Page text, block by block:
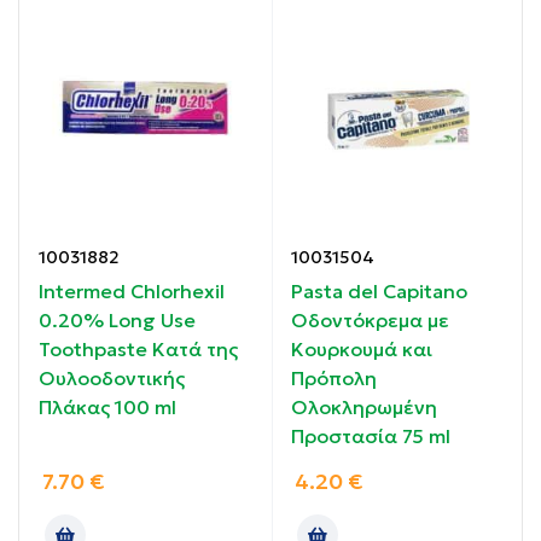
Έχει καταπραϋντικές & επουλωτικές ιδιότητες.
βλεννογόνου, χωρίς μενθόλη & τα παράγωγά της.
Έχει ευχάριστη & μοναδική γεύση μαστίχας που
διαρκεί.
Οδηγίες χρήσης:
Βουρτσίζετε τα δόντια σας 3 φορές την ημέρα , μετά
10031882
Intermed Chlorhexil
0.20% Long Use
Toothpaste Κατά της
Ουλοοδοντικής
Πλάκας 100 ml
7.70 €
10031504
Pasta del Capitano
Οδοντόκρεμα με
Κουρκουμά και
Πρόπολη
Ολοκληρωμένη
Προστασία 75 ml
4.20 €